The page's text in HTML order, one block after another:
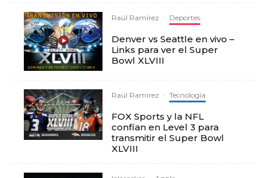
Raúl Ramírez · Deportes
Denver vs Seattle en vivo –
Links para ver el Super
Bowl XLVIII
Raúl Ramírez · Tecnología
FOX Sports y la NFL
confían en Level 3 para
transmitir el Super Bowl
XLVIII